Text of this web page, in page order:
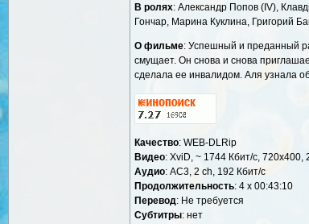
В ролях: Александр Попов (IV),
Гончар, Марина Куклина, Григорий
О фильме: Успешный и преданный
смущает. Он снова и снова
сделала ее инвалидом. Аля узнала
Качество: WEB-DLRip
Видео: XviD, ~ 1744 Кбит/с, 720x400,
Аудио: AC3, 2 ch, 192 Кбит/с
Продолжительность: 4 х 00:43:10
Перевод: Не требуется
Cубтитры: нет